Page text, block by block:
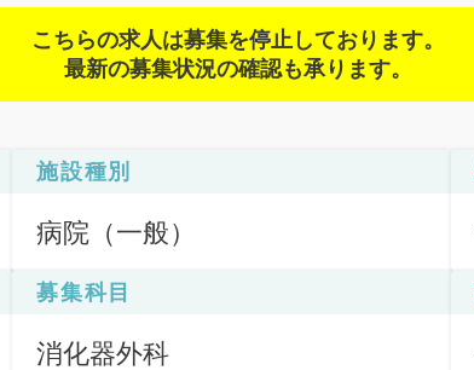
こちらの求人は募集を停止しております。
最新の募集状況の確認も承ります。
施設種別
病院（一般）
募集科目
消化器外科